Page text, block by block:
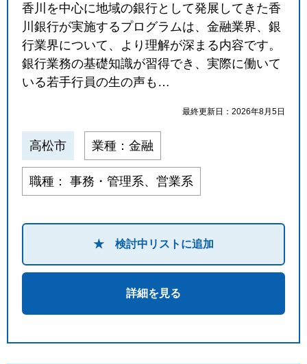
香川を中心に地域の銀行として発展してきた香
川銀行が実施するプログラムは、金融業界、銀
行業界について、より理解が深まる内容です。
銀行業務の基礎知識が習得でき、実際に働いて
いる若手行員の生の声も…
最終更新日：2026年8月5日
高松市 業種：金融
職種： 事務・管理系、営業系
★ 検討中リストに追加
詳細を見る